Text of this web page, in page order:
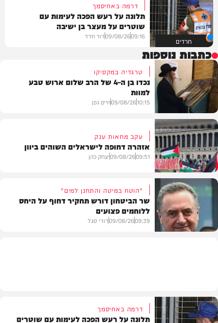
חרדים
דרמה באחיסמך
תלונה על רעש הפכה לעימות עם
שוטרים על מעצר בן ישיבה
09:16
09/08/26דוד חדד
כתבות נוספות
חדשות
טרגדיה במקסיקו
נכדו בן ה-4 של הרב שלום ארוש טבע
למוות
10:15
09/08/26חיים גפן
חדשות
עקב מחאות ענק
אזהרה דחופה לישראלים השוהים ביוון
09:51
09/08/26יצחק כהן
"הוטח במיטה והתחנן למים"
שר הביטחון דורש תחקיר דחוף על היחס
ללוחמים פצועים
09:39
09/08/26דודי סגל
דרמה באחיסמך
תלונה על רעש הפכה לעימות עם שוטרים